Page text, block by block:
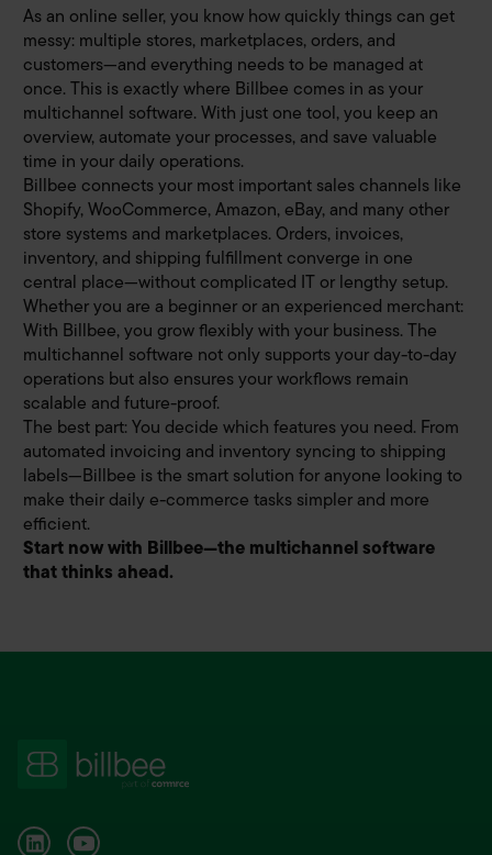
As an online seller, you know how quickly things can get
messy: multiple stores, marketplaces, orders, and
customers—and everything needs to be managed at
once. This is exactly where Billbee comes in as your
multichannel software. With just one tool, you keep an
overview, automate your processes, and save valuable
time in your daily operations.
Billbee connects your most important sales channels like
Shopify, WooCommerce, Amazon, eBay, and many other
store systems and marketplaces. Orders, invoices,
inventory, and shipping fulfillment converge in one
central place—without complicated IT or lengthy setup.
Whether you are a beginner or an experienced merchant:
With Billbee, you grow flexibly with your business. The
multichannel software not only supports your day-to-day
operations but also ensures your workflows remain
scalable and future-proof.
The best part: You decide which features you need. From
automated invoicing and inventory syncing to shipping
labels—Billbee is the smart solution for anyone looking to
make their daily e-commerce tasks simpler and more
efficient.
Start now with Billbee—the multichannel software
that thinks ahead.